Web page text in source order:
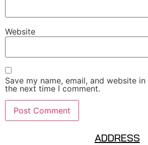
Website
Save my name, email, and website
the next time I comment.
ADDRESS